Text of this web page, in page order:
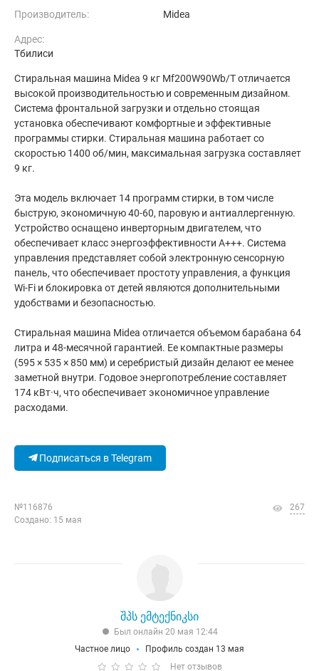
Производитель: Midea
Адрес:
Тбилиси
Стиральная машина Midea 9 кг Mf200W90Wb/T отличается
высокой производительностью и современным дизайном.
Система фронтальной загрузки и отдельно стоящая
установка обеспечивают комфортные и эффективные
программы стирки. Стиральная машина работает со
скоростью 1400 об/мин, максимальная загрузка составляет
9 кг.
Эта модель включает 14 программ стирки, в том числе
быструю, экономичную 40-60, паровую и антиаллергенную.
Устройство оснащено инверторным двигателем, что
обеспечивает класс энергоэффективности A+++. Система
управления представляет собой электронную сенсорную
панель, что обеспечивает простоту управления, а функция
Wi-Fi и блокировка от детей являются дополнительными
удобствами и безопасностью.
Стиральная машина Midea отличается объемом барабана 64
литра и 48-месячной гарантией. Ее компактные размеры
(595 × 535 × 850 мм) и серебристый дизайн делают ее менее
заметной внутри. Годовое энергопотребление составляет
174 кВт·ч, что обеспечивает экономичное управление
расходами.
Подписаться в Telegram
№116876
Создано: 15 мая
267
შპს ემტექნიკსი
Был онлайн 20 мая 12:44
Частное лицо
Профиль создан 13 мая
Нет отзывов